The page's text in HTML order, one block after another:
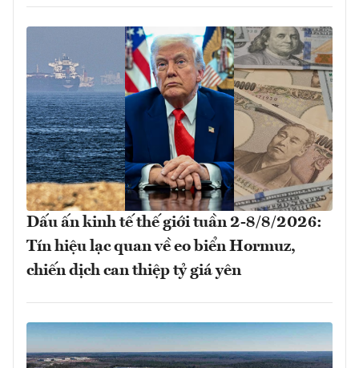
Dấu ấn kinh tế thế giới tuần 2-8/8/2026:
Tín hiệu lạc quan về eo biển Hormuz,
chiến dịch can thiệp tỷ giá yên